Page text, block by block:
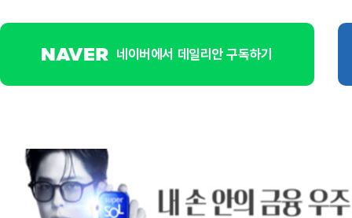
네이버에서 데일리안 구독하기